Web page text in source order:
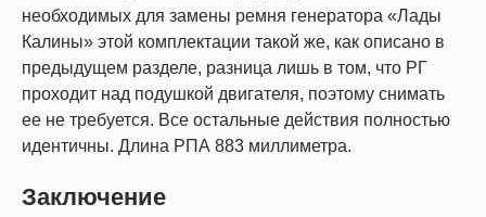
необходимых для замены ремня генератора «Лады
Калины» этой комплектации такой же, как описано в
предыдущем разделе, разница лишь в том, что РГ
проходит над подушкой двигателя, поэтому снимать
ее не требуется. Все остальные действия полностью
идентичны. Длина РПА 883 миллиметра.
Заключение